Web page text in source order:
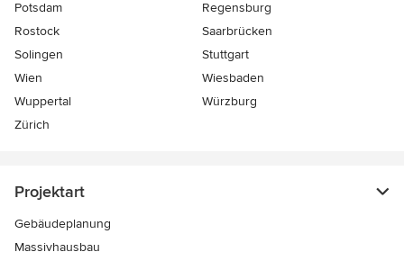
Potsdam
Regensburg
Rostock
Saarbrücken
Solingen
Stuttgart
Wien
Wiesbaden
Wuppertal
Würzburg
Zürich
Projektart
Gebäudeplanung
Massivhausbau